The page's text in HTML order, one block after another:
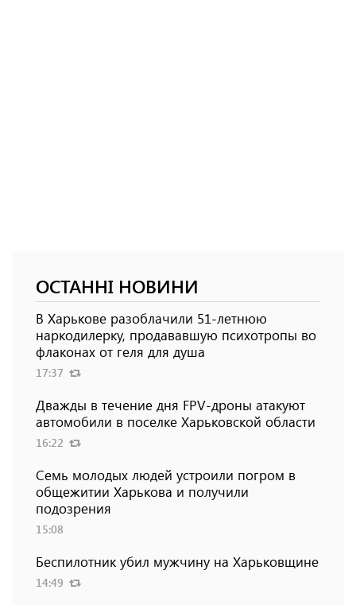
ОСТАННІ НОВИНИ
В Харькове разоблачили 51-летнюю
наркодилерку, продававшую психотропы во
флаконах от геля для душа
17:37
Дважды в течение дня FPV-дроны атакуют
автомобили в поселке Харьковской области
16:22
Семь молодых людей устроили погром в
общежитии Харькова и получили
подозрения
15:08
Беспилотник убил мужчину на Харьковщине
14:49